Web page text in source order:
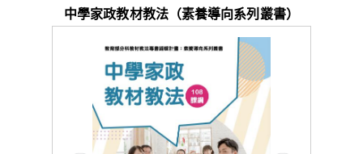
中學家政教材教法（素養導向系列叢書）